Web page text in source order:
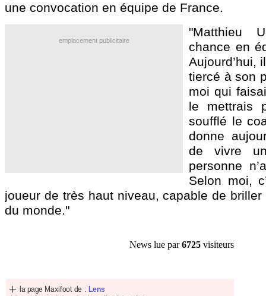
une convocation en équipe de France.
emplacement publicitaire
"Matthieu
chance en
Aujourd’hui,
tiercé à son
moi qui
le mettrais
soufflé le
donne
de vivre
personne
Selon moi,
joueur de très haut niveau, capable de
du monde."
News lue par6725 visiteurs
la page Maxifoot de : Lens